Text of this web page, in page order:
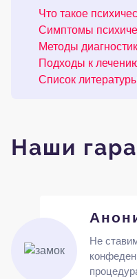
Что такое
Симптомы
Методы
Подходы к
Список
Наши
Не